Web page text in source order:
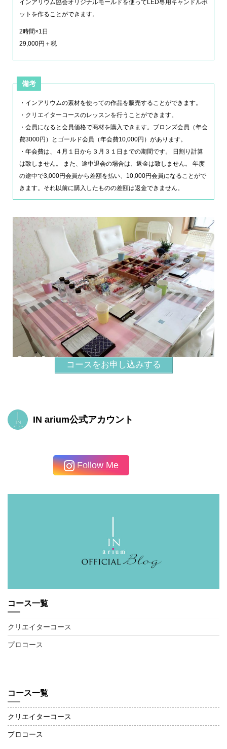
インアリウム協会オリジナルモールドを使ってLED専用キャンドルポ
ットを作ることができます。
2時間×1日
29,000円＋税
備考
・インアリウムの素材を使っての作品を販売することができます。
・クリエイターコースのレッスンを行うことができます。
・会員になると会員価格で商材を購入できます。ブロンズ会員（年会
費3000円）とゴールド会員（年会費10,000円）があります。
・年会費は、４月１日から３月３１日までの期間です。 日割り計算
は致しません。 また、途中退会の場合は、返金は致しません。 年度
の途中で3,000円会員から差額を払い、10,000円会員になることがで
きます。それ以前に購入したものの差額は返金できません。
コースをお申し込みする
IN arium公式アカウント
Follow Me
コース一覧
クリエイターコース
プロコース
コース一覧
クリエイターコース
プロコース